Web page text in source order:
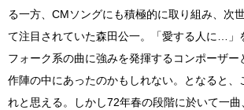
る一方、CMソングにも積極的に取り組み、次
て注目されていた森田公一。「愛する人に…」
フォーク系の曲に強みを発揮するコンポーザー
作陣の中にあったのかもしれない。となると、
れと思える。しかし72年春の段階に於いて一曲